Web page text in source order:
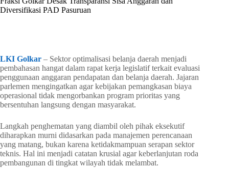
Diversifikasi PAD Pasuruan
LKI Golkar – Sektor optimalisasi belanja daerah menjadi
pembahasan hangat dalam rapat kerja legislatif terkait evaluasi
penggunaan anggaran pendapatan dan belanja daerah. Jajaran
parlemen mengingatkan agar kebijakan pemangkasan biaya
operasional tidak mengorbankan program prioritas yang
bersentuhan langsung dengan masyarakat.
Langkah penghematan yang diambil oleh pihak eksekutif
diharapkan murni didasarkan pada manajemen perencanaan
yang matang, bukan karena ketidakmampuan serapan sektor
teknis. Hal ini menjadi catatan krusial agar keberlanjutan roda
pembangunan di tingkat wilayah tidak melambat.